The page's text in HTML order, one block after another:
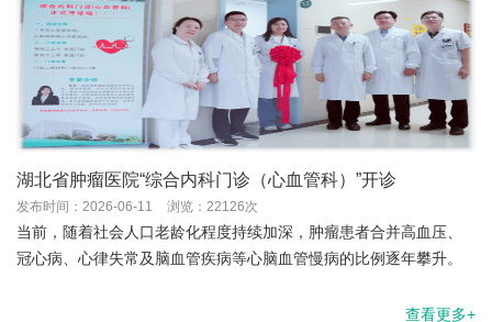
湖北省肿瘤医院“综合内科门诊（心血管科）”开诊
发布时间：2026-06-11 浏览：22126次
当前，随着社会人口老龄化程度持续加深，肿瘤患者合并高血压、
冠心病、心律失常及脑血管疾病等心脑血管慢病的比例逐年攀升。
查看更多+